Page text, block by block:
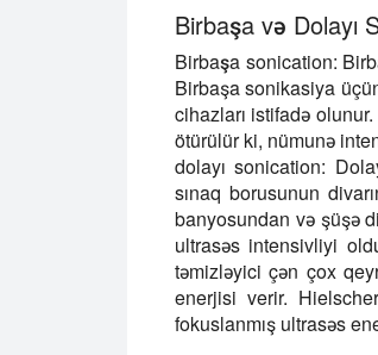
Birbaşa və Dolayı
Birbaşa sonication:
Birbaşa sonikasiya
cihazları istifadə
ötürülür ki, nümunə
dolayı sonication:
sınaq borusunun
banyosundan və şüşə
ultrasəs intensivliyi
təmizləyici çən çox
enerjisi verir.
fokuslanmış ultrasəs